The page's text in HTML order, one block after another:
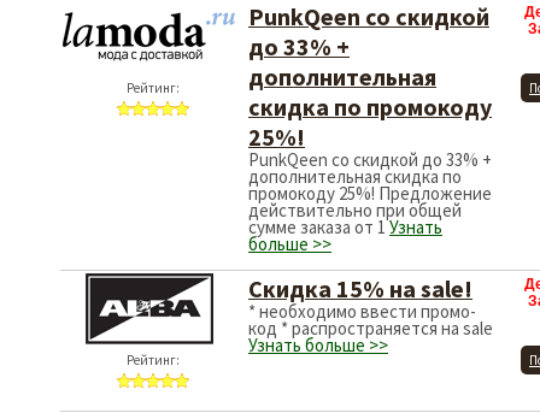
Рейтинг:
PunkQeen со скидкой
до 33% +
дополнительная
скидка по промокоду
25%!
PunkQeen со скидкой до 33% +
дополнительная скидка по
промокоду 25%! Предложение
действительно при общей
сумме заказа от 1Узнать
больше >>
Рейтинг:
Скидка 15% на sale!
* необходимо ввести промо-
код * распространяется на sale
Узнать больше >>